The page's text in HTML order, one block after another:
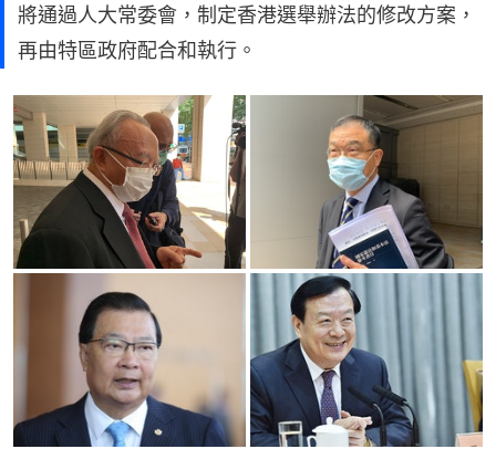
將通過人大常委會，制定香港選舉辦法的修改方案，
再由特區政府配合和執行。